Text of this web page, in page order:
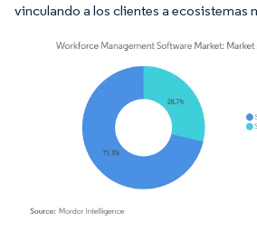
vinculando a los clientes a ecosistemas